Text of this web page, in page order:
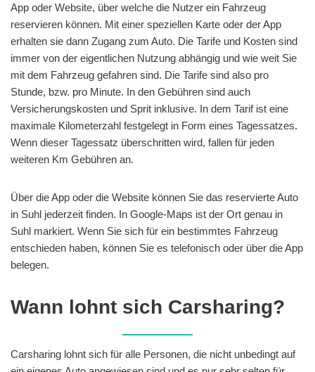
App oder Website, über welche die Nutzer ein Fahrzeug
reservieren können. Mit einer speziellen Karte oder der App
erhalten sie dann Zugang zum Auto. Die Tarife und Kosten sind
immer von der eigentlichen Nutzung abhängig und wie weit Sie
mit dem Fahrzeug gefahren sind. Die Tarife sind also pro
Stunde, bzw. pro Minute. In den Gebühren sind auch
Versicherungskosten und Sprit inklusive. In dem Tarif ist eine
maximale Kilometerzahl festgelegt in Form eines Tagessatzes.
Wenn dieser Tagessatz überschritten wird, fallen für jeden
weiteren Km Gebühren an.
Über die App oder die Website können Sie das reservierte Auto
in Suhl jederzeit finden. In Google-Maps ist der Ort genau in
Suhl markiert. Wenn Sie sich für ein bestimmtes Fahrzeug
entschieden haben, können Sie es telefonisch oder über die App
belegen.
Wann lohnt sich Carsharing?
Carsharing lohnt sich für alle Personen, die nicht unbedingt auf